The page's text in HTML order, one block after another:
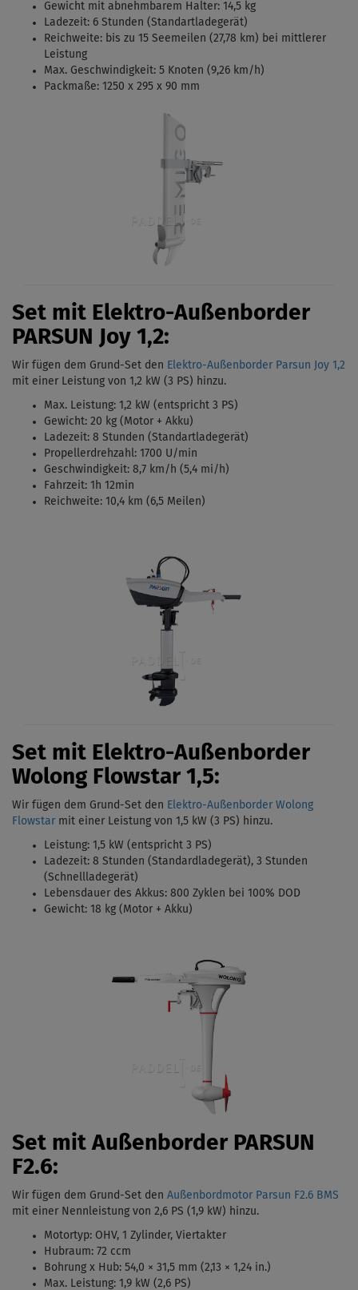
Gewicht mit abnehmbarem Halter: 14,5 kg
Ladezeit: 6 Stunden (Standartladegerät)
Reichweite: bis zu 15 Seemeilen (27,78 km) bei mittlerer
Leistung
Max. Geschwindigkeit: 5 Knoten (9,26 km/h)
Packmaße: 1250 x 295 x 90 mm
Set mit Elektro-Außenborder
PARSUN Joy 1,2:
Wir fügen dem Grund-Set den Elektro-Außenborder Parsun Joy 1,2
mit einer Leistung von 1,2 kW (3 PS) hinzu.
Max. Leistung: 1,2 kW (entspricht 3 PS)
Gewicht: 20 kg (Motor + Akku)
Ladezeit: 8 Stunden (Standartladegerät)
Propellerdrehzahl: 1700 U/min
Geschwindigkeit: 8,7 km/h (5,4 mi/h)
Fahrzeit: 1h 12min
Reichweite: 10,4 km (6,5 Meilen)
Set mit Elektro-Außenborder
Wolong Flowstar 1,5:
Wir fügen dem Grund-Set den Elektro-Außenborder Wolong
Flowstar mit einer Leistung von 1,5 kW (3 PS) hinzu.
Leistung: 1,5 kW (entspricht 3 PS)
Ladezeit: 8 Stunden (Standardladegerät), 3 Stunden
(Schnellladegerät)
Lebensdauer des Akkus: 800 Zyklen bei 100% DOD
Gewicht: 18 kg (Motor + Akku)
Set mit Außenborder PARSUN
F2.6:
Wir fügen dem Grund-Set den Außenbordmotor Parsun F2.6 BMS
mit einer Nennleistung von 2,6 PS (1,9 kW) hinzu.
Motortyp: OHV, 1 Zylinder, Viertakter
Hubraum: 72 ccm
Bohrung x Hub: 54,0 × 31,5 mm (2,13 × 1,24 in.)
Max. Leistung: 1,9 kW (2,6 PS)